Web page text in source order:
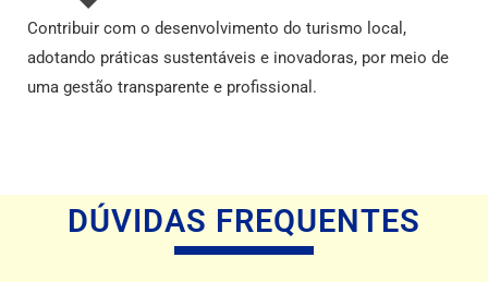
Contribuir com o desenvolvimento do turismo local,
adotando práticas sustentáveis e inovadoras, por meio de
uma gestão transparente e profissional.
DÚVIDAS FREQUENTES